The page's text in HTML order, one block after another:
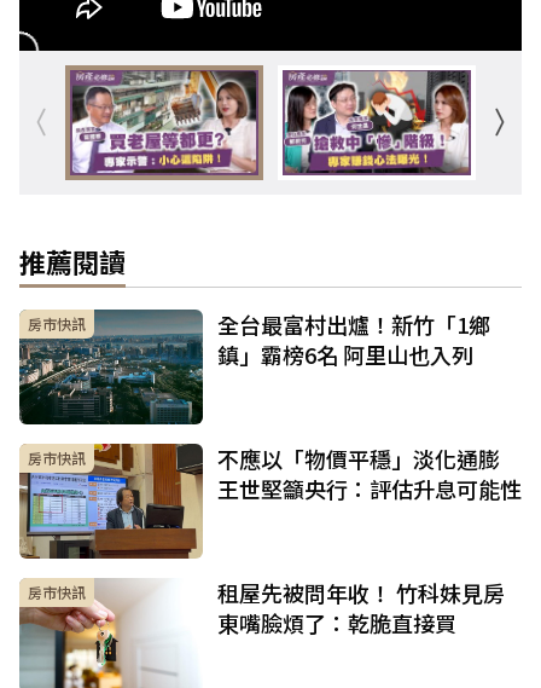
推薦閱讀
房市快訊
全台最富村出爐！新竹「1鄉
鎮」霸榜6名 阿里山也入列
房市快訊
不應以「物價平穩」淡化通膨
王世堅籲央行：評估升息可能性
房市快訊
租屋先被問年收！ 竹科妹見房
東嘴臉煩了：乾脆直接買